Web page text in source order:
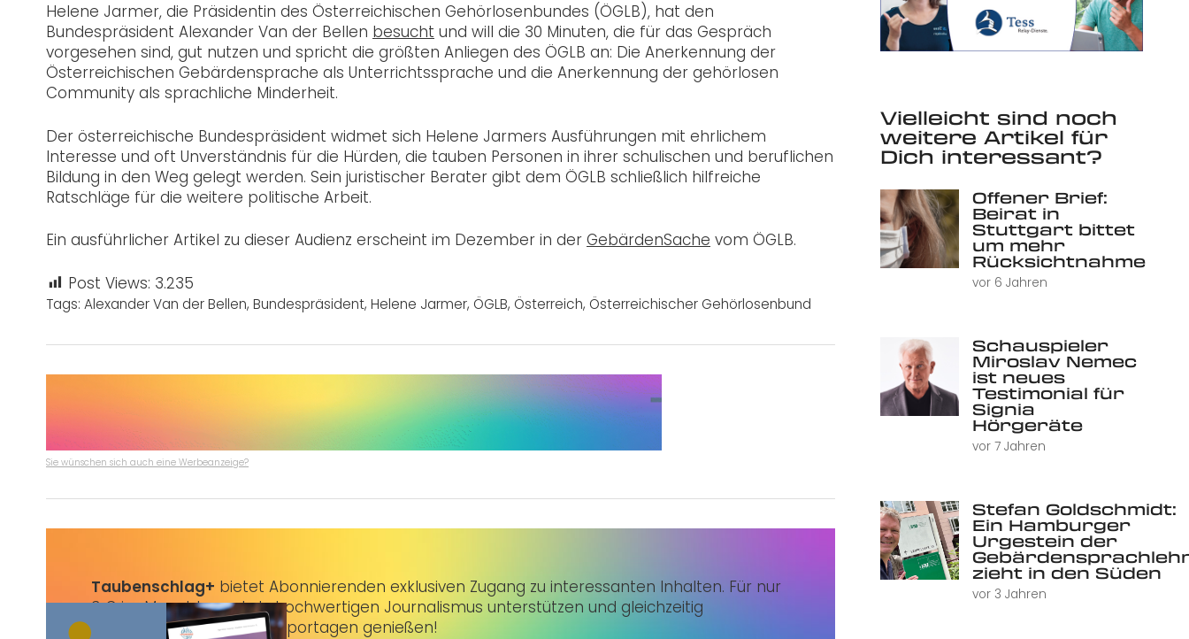
Helene Jarmer, die Präsidentin des Österreichischen Gehörlosenbundes (ÖGLB), hat den
Bundespräsident Alexander Van der Bellen besucht und will die 30 Minuten, die für das Gespräch
vorgesehen sind, gut nutzen und spricht die größten Anliegen des ÖGLB an: Die Anerkennung der
Österreichischen Gebärdensprache als Unterrichtssprache und die Anerkennung der gehörlosen
Community als sprachliche Minderheit.
Der österreichische Bundespräsident widmet sich Helene Jarmers Ausführungen mit ehrlichem
Interesse und oft Unverständnis für die Hürden, die tauben Personen in ihrer schulischen und beruflichen
Bildung in den Weg gelegt werden. Sein juristischer Berater gibt dem ÖGLB schließlich hilfreiche
Ratschläge für die weitere politische Arbeit.
Ein ausführlicher Artikel zu dieser Audienz erscheint im Dezember in der GebärdenSache vom ÖGLB.
Post Views: 3.235
Tags: Alexander Van der Bellen, Bundespräsident, Helene Jarmer, ÖGLB, Österreich, Österreichischer Gehörlosenbund
Sie wünschen sich auch eine Werbeanzeige?
Taubenschlag+ bietet Abonnierenden exklusiven Zugang zu interessanten Inhalten. Für nur
3 € im Monat kannst du hochwertigen Journalismus unterstützen und gleichzeitig
erstklassige Artikel und Reportagen genießen!
Vielleicht sind noch
weitere Artikel für
Dich interessant?
Offener Brief:
Beirat in
Stuttgart bittet
um mehr
Rücksichtnahme
vor 6 Jahren
Schauspieler
Miroslav Nemec
ist neues
Testimonial für
Signia
Hörgeräte
vor 7 Jahren
Stefan Goldschmidt:
Ein Hamburger
Urgestein der
zieht in den Süden
vor 3 Jahren